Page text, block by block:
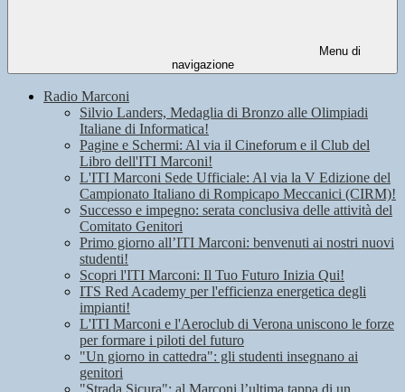
Menu di
navigazione
Radio Marconi
Silvio Landers, Medaglia di Bronzo alle Olimpiadi
Italiane di Informatica!
Pagine e Schermi: Al via il Cineforum e il Club del
Libro dell'ITI Marconi!
L'ITI Marconi Sede Ufficiale: Al via la V Edizione del
Campionato Italiano di Rompicapo Meccanici (CIRM)!
Successo e impegno: serata conclusiva delle attività del
Comitato Genitori
Primo giorno all’ITI Marconi: benvenuti ai nostri nuovi
studenti!
Scopri l'ITI Marconi: Il Tuo Futuro Inizia Qui!
ITS Red Academy per l'efficienza energetica degli
impianti!
L'ITI Marconi e l'Aeroclub di Verona uniscono le forze
per formare i piloti del futuro
"Un giorno in cattedra": gli studenti insegnano ai
genitori